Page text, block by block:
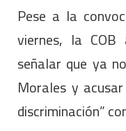
Pese a la
viernes, la
señalar que ya
Morales y
discriminación”